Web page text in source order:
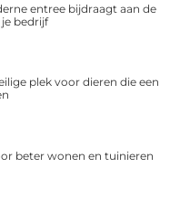
entree bijdraagt aan de
bedrijf
plek voor dieren die een
beter wonen en tuinieren